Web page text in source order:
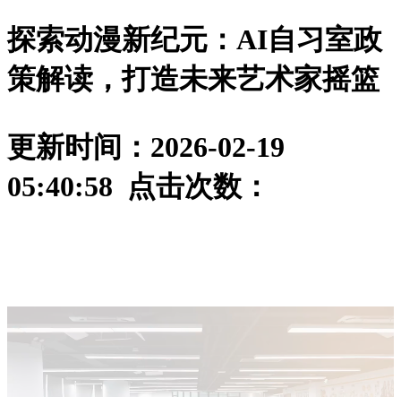
探索动漫新纪元：AI自习室政
策解读，打造未来艺术家摇篮
更新时间：2026-02-19
05:40:58 点击次数：